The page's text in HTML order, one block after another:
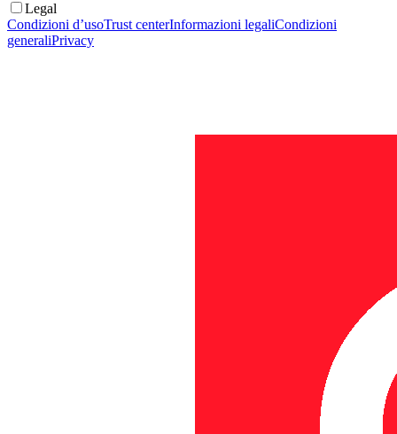
Legal
Condizioni d’usoTrust centerInformazioni legaliCondizioni
generaliPrivacy